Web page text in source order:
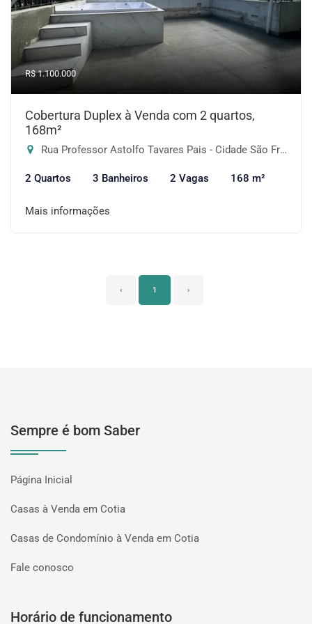
R$ 1.100.000
Cobertura Duplex à Venda com 2 quartos,
168m²
Rua Professor Astolfo Tavares Pais - Cidade São Francisco, São Paulo-SP
2 Quartos 3 Banheiros 2 Vagas 168 m²
Mais informações
‹ 1 ›
Sempre é bom Saber
Página Inicial
Casas à Venda em Cotia
Casas de Condomínio à Venda em Cotia
Fale conosco
Horário de funcionamento